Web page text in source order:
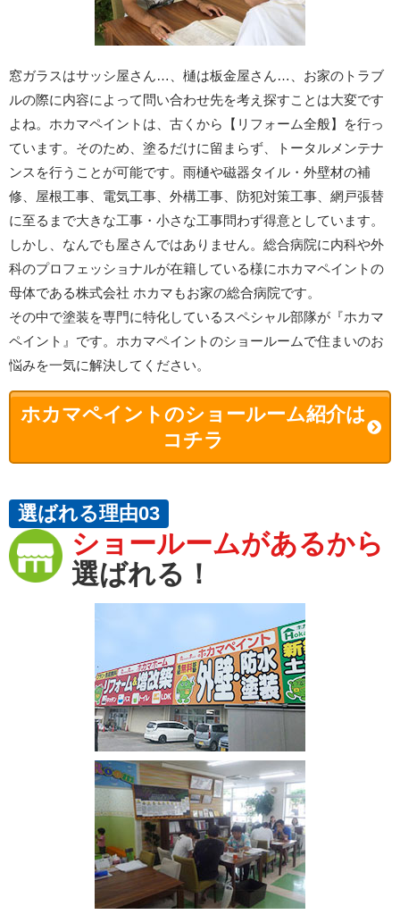
窓ガラスはサッシ屋さん…、樋は板金屋さん…、お家のトラブ
ルの際に内容によって問い合わせ先を考え探すことは大変です
よね。ホカマペイントは、古くから【リフォーム全般】を行っ
ています。そのため、塗るだけに留まらず、トータルメンテナ
ンスを行うことが可能です。雨樋や磁器タイル・外壁材の補
修、屋根工事、電気工事、外構工事、防犯対策工事、網戸張替
に至るまで大きな工事・小さな工事問わず得意としています。
しかし、なんでも屋さんではありません。総合病院に内科や外
科のプロフェッショナルが在籍している様にホカマペイントの
母体である株式会社 ホカマもお家の総合病院です。
その中で塗装を専門に特化しているスペシャル部隊が『ホカマ
ペイント』です。ホカマペイントのショールームで住まいのお
悩みを一気に解決してください。
ホカマペイントのショールーム紹介は
コチラ
ショールームがあるから
選ばれる！
選ばれる理由03